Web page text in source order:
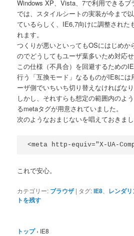
Windows XP、Vista、7で利用できるブ
では、スタイルシートの実装が今まで
ているらしく、IE6,7向けに調整された
れます。
つくりが悪いといってもOSにはじめか
のでどうしてもユーザ葉多いため対応せ
この仕様（不具合）を回避するための
行う「互換モード」なるものがIE8に
ーザ側でいちいち切り替えなければなり
しかし、それすらも想定の範囲内のよ
るmetaタグが用意されていました。
次のようなおまじないを唱えておきまし
<meta http-equiv="X-UA-
これで安心。
カテゴリー: ブラウザ | タグ:IE8 レンダ
トを残す
トップ › IE8